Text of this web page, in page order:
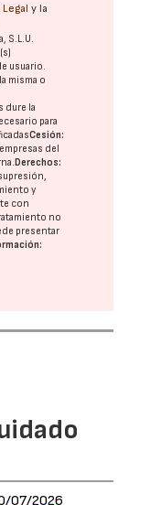
y la
S.L.U.
usuario.
misma o
dure la
para
Cesión:
empresas del
Derechos:
y
con
no
presentar
07/2026